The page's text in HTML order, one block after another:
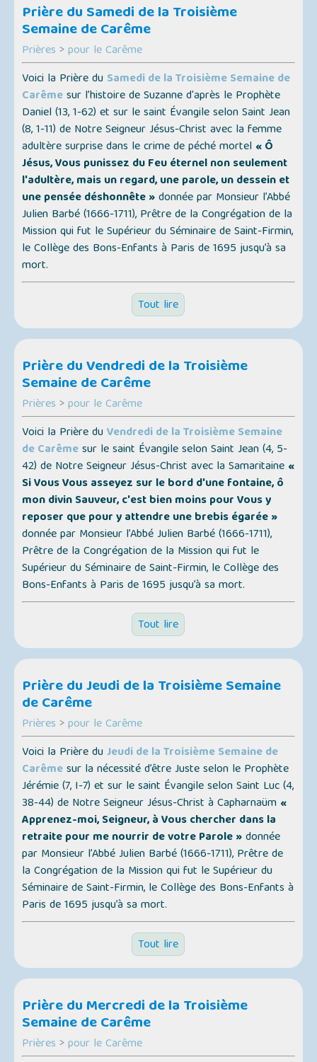
Prière du Samedi de la Troisième
Semaine de Carême
Prières >pour le Carême
Voici la Prière du Samedi de la Troisième Semaine de
Carêmesur l’histoire de Suzanne d'après le Prophète
Daniel (13, 1-62) et sur le saint Évangile selon Saint Jean
(8, 1-11) de Notre Seigneur Jésus-Christ avec la femme
adultère surprise dans le crime de péché mortel « Ô
Jésus, Vous punissez du Feu éternel non seulement
l'adultère, mais un regard, une parole, un dessein et
une pensée déshonnête »donnée par Monsieur l’Abbé
Julien Barbé (1666-1711), Prêtre de la Congrégation de la
Mission qui fut le Supérieur du Séminaire de Saint-Firmin,
le Collège des Bons-Enfants à Paris de 1695 jusqu’à sa
mort.
Tout lire
Prière du Vendredi de la Troisième
Semaine de Carême
Prières >pour le Carême
Voici la Prière duVendredi de la Troisième Semaine
de Carêmesur le saint Évangile selon Saint Jean (4, 5-
42) de Notre Seigneur Jésus-Christ avec la Samaritaine «
Si Vous Vous asseyez sur le bord d'une fontaine, ô
mon divin Sauveur, c'est bien moins pour Vous y
reposer que pour y attendre une brebis égarée »
donnée par Monsieur l’Abbé Julien Barbé (1666-1711),
Prêtre de la Congrégation de la Mission qui fut le
Supérieur du Séminaire de Saint-Firmin, le Collège des
Bons-Enfants à Paris de 1695 jusqu’à sa mort.
Tout lire
Prière du Jeudi de la Troisième Semaine
de Carême
Prières >pour le Carême
Voici la Prière duJeudi de la Troisième Semaine de
Carêmesur la nécessité d’être Juste selon le Prophète
Jérémie (7, I-7) et sur le saint Évangile selon Saint Luc (4,
38-44) de Notre Seigneur Jésus-Christ à Capharnaüm «
Apprenez-moi, Seigneur, à Vous chercher dans la
retraite pour me nourrir de votre Parole »donnée
par Monsieur l’Abbé Julien Barbé (1666-1711), Prêtre de
la Congrégation de la Mission qui fut le Supérieur du
Séminaire de Saint-Firmin, le Collège des Bons-Enfants à
Paris de 1695 jusqu’à sa mort.
Tout lire
Prière du Mercredi de la Troisième
Semaine de Carême
Prières >pour le Carême